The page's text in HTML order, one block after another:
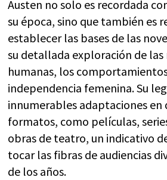
Austen no solo es recordada
su época, sino que también es
establecer las bases de las
su detallada exploración de las
humanas, los
independencia femenina. Su
innumerables adaptaciones en
formatos, como películas,
obras de teatro, un indicativo
tocar las fibras de audiencias
de los años.